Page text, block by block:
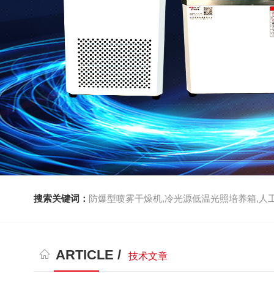
搜索关键词： 防爆型喷雾干燥机,冷光源低温光照培养箱,人
ARTICLE / 技术文章